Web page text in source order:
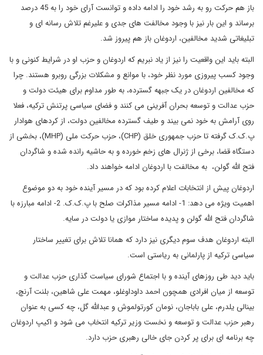
باز هم حرکت رو به رشد خود را ادامه داده و توانست آرای خود را به 45 درصد
برساند و این بار نیز با وجود مخالفت های جدی و علیرغم تلاش رسانه ای و
تبلیغاتی شدید مخالفین، اردوغان باز هم پیروز شد.
البته باید این واقعیت را نیز از یاد نبریم که اردوغان و حزب او در شرایط کنونی و با
وجود کسب پیروزی مورد نظر خود، با موانع و مشکلات بزرگی روبرو هستند. چرا
که مخالفین اردوغان در یک جبهه گسترده، به طور مداوم برای هیئت دولت و
حزب عدالت و توسعه بحران آفرینی می کنند و فضای سیاسی پرتنش ترکیه، فعلا
روی آرامش به خود نمی بیند و طیف گسترده مخالفین دولت، از کردهای هوادار
پ.ک.ک گرفته تا حزب جمهوری خلق (CHP)، حزب حرکت ملی (MHP)، بخشی از
دستگاه قضا، برخی از ژنرال های زخم خورده و به حاشیه رانده شده و شاگردان
فتح الله گولن، به مخالفت با اردوغان ادامه خواهند داد.
اردوغان پیش از انتخابات اعلام کرده بود که در مسیر آینده خود به دو موضوع
اهمیت ویژه می دهد: 1- ادامه مسیر مذاکرات صلح با پ.ک.ک. 2- ادامه مبارزه با
شاگردان فتح الله گولن و پدیده ساختار موازی یا دولت در سایه.
البته اردوغان هدف سوم دیگری نیز دارد که همانا تلاش برای تغییر ساختار
سیاسی ترکیه از پارلمانی به ریاستی است.
باید دید طی روزهای آینده و با اجتماع شورای سیاست گذاری حزب عدالت و
توسعه از میان افرادی همچون احمد داوداوغلو، مهمت علی شاهین، بلنت آرنچ،
بینالی یلدرم، علی باباجان، نومان کورتولموش و عبدالله گل، چه کسی به عنوان
رهبر حزب عدالت و توسعه و نخست وزیر ترکیه انتخاب می شود و اکیپ اردوغان
چه برنامه ای برای پر کردن جای خالی رهبری حزب دارد.